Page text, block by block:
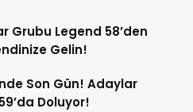
Grubu Legend 58’den
Gelin!
Son Gün! Adaylar
Doluyor!